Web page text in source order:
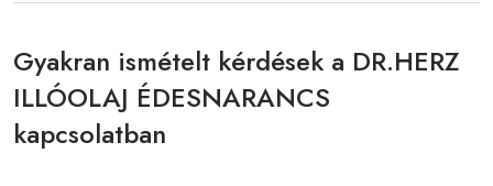
Gyakran ismételt kérdések a DR.HERZ
ILLÓOLAJ ÉDESNARANCS
kapcsolatban